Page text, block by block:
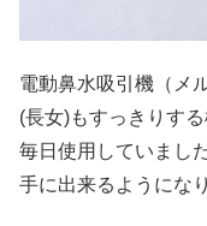
電動鼻水吸引機（メ
(長女)もすっきりす
毎日使用していまし
手に出来るようにな